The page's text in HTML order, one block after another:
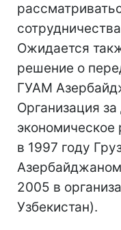
Ожидается
решение о
ГУАМ
Организация
экономическое
в 1997 году
2005 в
Узбекистан).